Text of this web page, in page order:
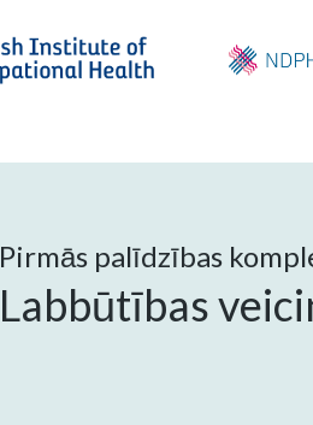
Pirmās palīdzības
Labbūtības